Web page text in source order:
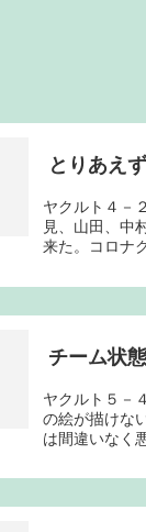
とりあえ
ヤクルト４－
見、山田、中
来た。コロナ
チーム状
ヤクルト５－
の絵が描けな
は間違いなく